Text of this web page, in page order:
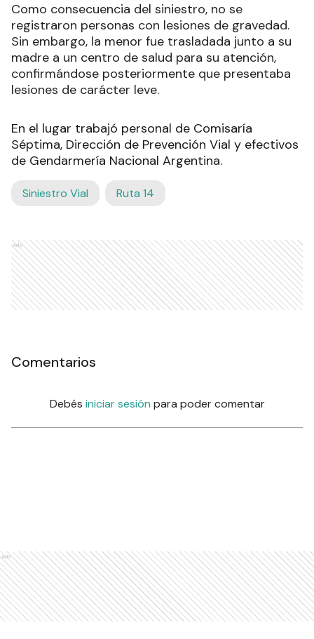
Como consecuencia del siniestro, no se
registraron personas con lesiones de gravedad.
Sin embargo, la menor fue trasladada junto a su
madre a un centro de salud para su atención,
confirmándose posteriormente que presentaba
lesiones de carácter leve.
En el lugar trabajó personal de Comisaría
Séptima, Dirección de Prevención Vial y efectivos
de Gendarmería Nacional Argentina.
Siniestro Vial Ruta 14
Ads
Comentarios
Debés iniciar sesión para poder comentar
Ads